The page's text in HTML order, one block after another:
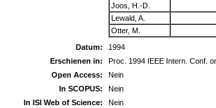
Joos, H.-D.
Lewald, A.
Otter, M.
Datum:
1994
Erschienen in:
Proc. 1994 IEEE Intern. Conf.
Open Access:
Nein
In SCOPUS:
Nein
In ISI Web of Science:
Nein